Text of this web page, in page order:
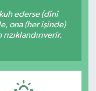
ederse (dînî
ona (her işinde)